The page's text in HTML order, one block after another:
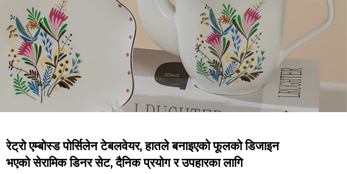
रेट्रो एम्बोस्ड पोर्सिलेन टेबलवेयर, हातले बनाइएको फूलको डिजाइन
भएको सेरामिक डिनर सेट, दैनिक प्रयोग र उपहारका लागि